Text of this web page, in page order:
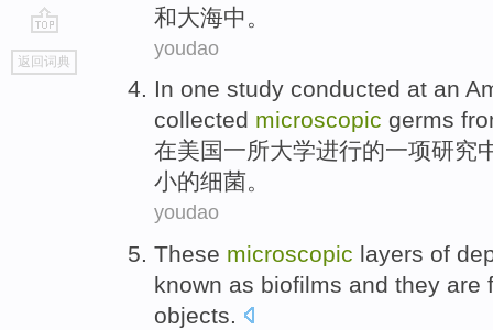
go
top
返回词典
和大海中 。
youdao
In one study conducted at an
collected microscopic germs
在美国一所大学进行的一项研究
小的细菌。
youdao
These microscopic layers of
known as biofilms and they are
objects.